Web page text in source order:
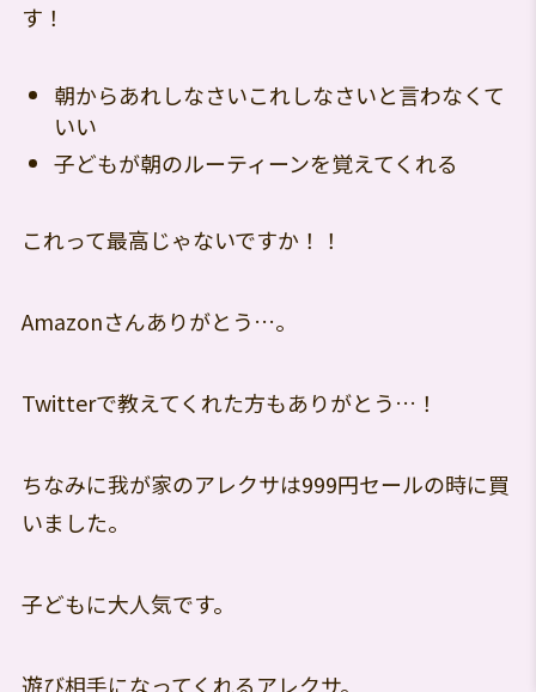
す！
朝からあれしなさいこれしなさいと言わなくて
いい
子どもが朝のルーティーンを覚えてくれる
これって最高じゃないですか！！
Amazonさんありがとう…。
Twitterで教えてくれた方もありがとう…！
ちなみに我が家のアレクサは999円セールの時に買
いました。
子どもに大人気です。
遊び相手になってくれるアレクサ。